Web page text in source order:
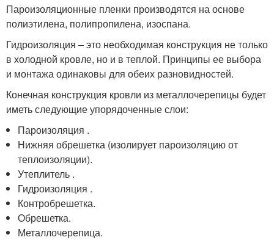
Пароизоляционные пленки производятся на основе
полиэтилена, полипропилена, изоспана.
Гидроизоляция – это необходимая конструкция не только
в холодной кровле, но и в теплой. Принципы ее выбора
и монтажа одинаковы для обеих разновидностей.
Конечная конструкция кровли из металлочерепицы будет
иметь следующие упорядоченные слои:
Пароизоляция .
Нижняя обрешетка (изолирует пароизоляцию от
теплоизоляции).
Утеплитель .
Гидроизоляция .
Контробрешетка.
Обрешетка.
Металлочерепица.